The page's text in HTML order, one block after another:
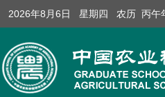
2026年8月6日 星期四 农历 丙午